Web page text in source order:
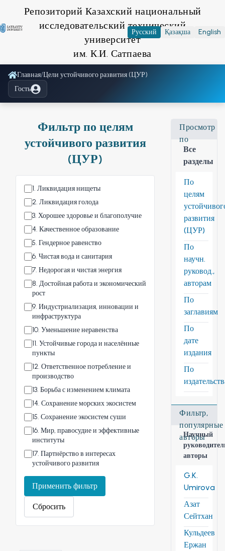
Репозиторий Казахский национальный
исследовательский технический
университет
им. К.И. Сатпаева
Русский Қазақша English
Главная/Цели устойчивого развития (ЦУР)
Гость
Фильтр по целям
устойчивого развития
(ЦУР)
1. Ликвидация нищеты
2. Ликвидация голода
3. Хорошее здоровье и благополучие
4. Качественное образование
5. Гендерное равенство
6. Чистая вода и санитария
7. Недорогая и чистая энергия
8. Достойная работа и экономический
рост
9. Индустриализация, инновации и
инфраструктура
10. Уменьшение неравенства
11. Устойчивые города и населённые
пункты
12. Ответственное потребление и
производство
13. Борьба с изменением климата
14. Сохранение морских экосистем
15. Сохранение экосистем суши
16. Мир, правосудие и эффективные
институты
17. Партнёрство в интересах
устойчивого развития
Применить фильтр
Сбросить
Просмотр
по
Все
разделы
По
целям
развития
(ЦУР)
По
научн.
руковод.,
авторам
По
заглавиям
По
дате
издания
По
Фильтр,
популярные
авторы
Научный
авторы
G.K.
Umirova
Азат
Сейтхан
Кульдеев
Ержан